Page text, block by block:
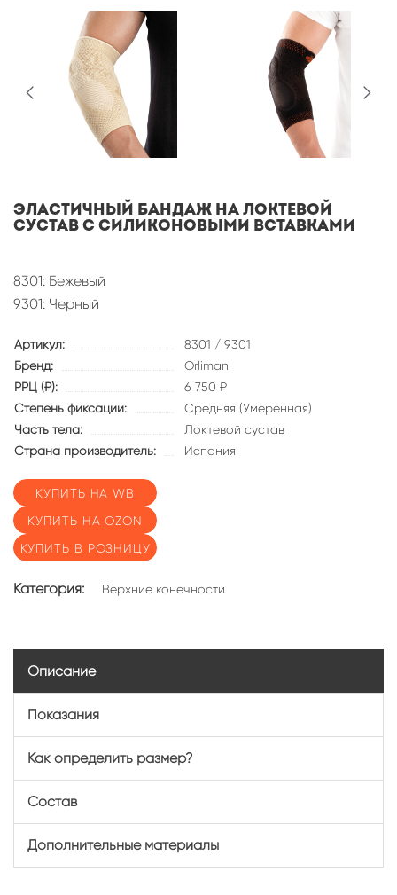
Эластичный бандаж на локтевой
сустав с силиконовыми вставками
8301: Бежевый
9301: Черный
Артикул:
8301 / 9301
Бренд:
Orliman
РРЦ (₽):
6 750 ₽
Степень фиксации:
Средняя (Умеренная)
Часть тела:
Локтевой сустав
Страна производитель:
Испания
КУПИТЬ НА WB
КУПИТЬ НА OZON
КУПИТЬ В РОЗНИЦУ
Категория: Верхние конечности
Описание
Показания
Как определить размер?
Состав
Дополнительные материалы